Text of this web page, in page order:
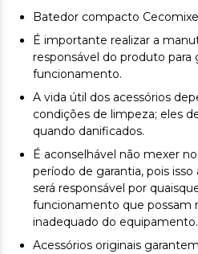
Batedor compacto
É importante realizar a
responsável do produto para
funcionamento.
A vida útil dos acessórios
condições de limpeza; eles
quando danificados.
É aconselhável não mexer
período de garantia, pois
será responsável por
funcionamento que possam
inadequado do equipamento.
Acessórios originais